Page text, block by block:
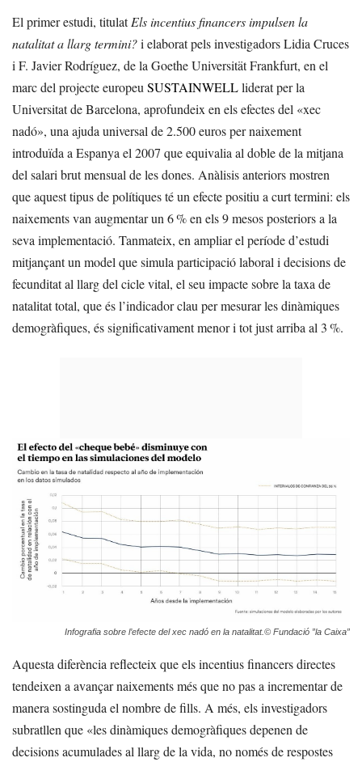
El primer estudi, titulatEls incentius financers impulsen la
natalitat a llarg termini?i elaborat pels investigadors Lidia Cruces
i F. Javier Rodríguez, de la Goethe Universität Frankfurt, en el
marc del projecte europeu SUSTAINWELLliderat per la
Universitat de Barcelona, aprofundeix en els efectes del «xec
nadó», una ajuda universal de 2.500 euros per naixement
introduïda a Espanya el 2007 que equivalia al doble de la mitjana
del salari brut mensual de les dones. Anàlisis anteriors mostren
que aquest tipus de polítiques té un efecte positiu a curt termini: els
naixements van augmentar un 6 % en els 9 mesos posteriors a la
seva implementació. Tanmateix, en ampliar el període d’estudi
mitjançant un model que simula participació laboral i decisions de
fecunditat al llarg del cicle vital, el seu impacte sobre la taxa de
natalitat total, que és l’indicador clau per mesurar les dinàmiques
demogràfiques, és significativament menor i tot just arriba al 3 %.
Infografia sobre l’efecte del xec nadó en la natalitat.© Fundació ”la Caixa”
Aquesta diferència reflecteix que els incentius financers directes
tendeixen a avançar naixements més que no pas a incrementar de
manera sostinguda el nombre de fills. A més, els investigadors
subratllen que «les dinàmiques demogràfiques depenen de
decisions acumulades al llarg de la vida, no només de respostes